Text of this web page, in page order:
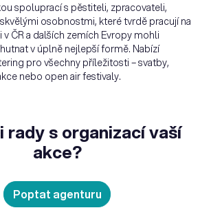
spoluprací s pěstiteli, zpracovateli,
osobnostmi, které tvrdě pracují na
v ČR a dalších zemích Evropy mohli
v úplně nejlepší formě. Nabízí
pro všechny příležitosti – svatby,
nebo open air festivaly.
rady s organizací vaší
akce?
Poptat agenturu